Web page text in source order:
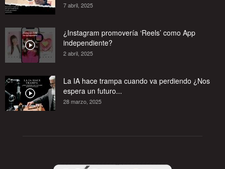
7 abril, 2025
¿Instagram promovería ‘Reels’ como App
independiente?
2 abril, 2025
La IA hace trampa cuando va perdiendo ¿Nos
espera un futuro...
28 marzo, 2025